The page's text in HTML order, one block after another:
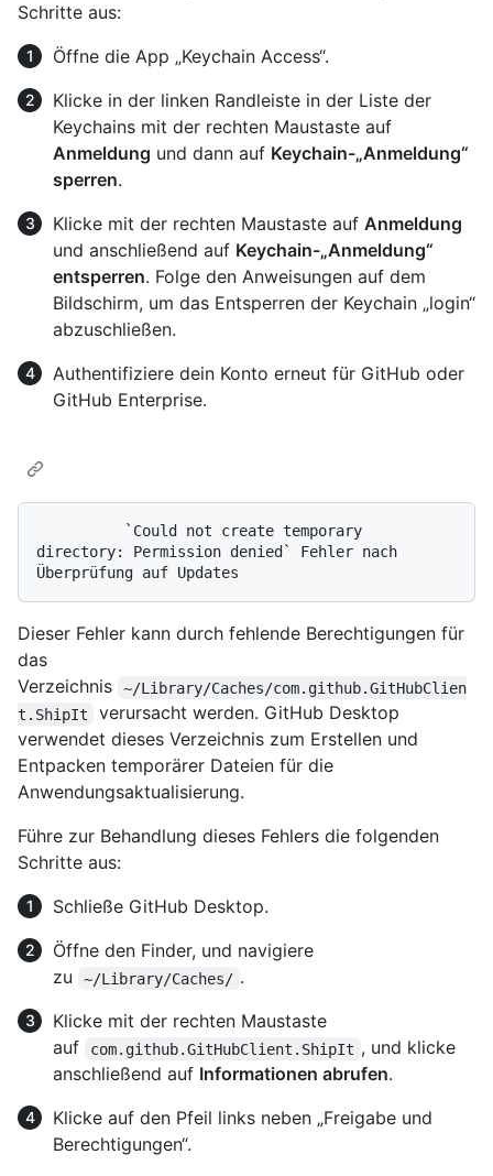
Schritte aus:
Öffne die App „Keychain Access“.
Klicke in der linken Randleiste in der Liste der
Keychains mit der rechten Maustaste auf
Anmeldung und dann auf Keychain-„Anmeldung“
sperren.
Klicke mit der rechten Maustaste auf Anmeldung
und anschließend auf Keychain-„Anmeldung“
entsperren. Folge den Anweisungen auf dem
Bildschirm, um das Entsperren der Keychain „login“
abzuschließen.
Authentifiziere dein Konto erneut für GitHub oder
GitHub Enterprise.
directory: Permission denied` Fehler nach
Dieser Fehler kann durch fehlende Berechtigungen für
das
Verzeichnis
~/Library/Caches/com.github.GitHubClien
t.ShipIt
verursacht werden. GitHub Desktop
verwendet dieses Verzeichnis zum Erstellen und
Entpacken temporärer Dateien für die
Anwendungsaktualisierung.
Führe zur Behandlung dieses Fehlers die folgenden
Schritte aus:
Schließe GitHub Desktop.
Öffne den Finder, und navigiere
zu
~/Library/Caches/ .
Klicke mit der rechten Maustaste
auf
com.github.GitHubClient.ShipIt , und klicke
anschließend auf Informationen abrufen.
Klicke auf den Pfeil links neben „Freigabe und
Berechtigungen“.